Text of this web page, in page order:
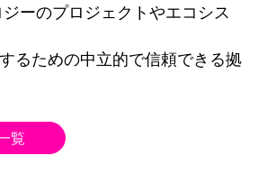
ーのプロジェクトやエコシス
るための中立的で信頼できる拠
覧